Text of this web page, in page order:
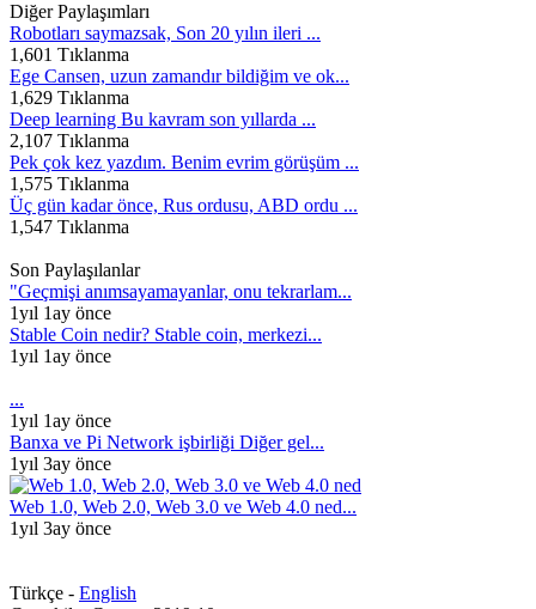
Diğer Paylaşımları
Robotları saymazsak, Son 20 yılın ileri ...
1,601 Tıklanma
Ege Cansen, uzun zamandır bildiğim ve ok...
1,629 Tıklanma
Deep learning Bu kavram son yıllarda ...
2,107 Tıklanma
Pek çok kez yazdım. Benim evrim görüşüm ...
1,575 Tıklanma
Üç gün kadar önce, Rus ordusu, ABD ordu ...
1,547 Tıklanma
Son Paylaşılanlar
"Geçmişi anımsayamayanlar, onu tekrarlam...
1yıl 1ay önce
Stable Coin nedir? Stable coin, merkezi...
1yıl 1ay önce
...
1yıl 1ay önce
Banxa ve Pi Network işbirliği Diğer gel...
1yıl 3ay önce
Web 1.0, Web 2.0, Web 3.0 ve Web 4.0 ned...
1yıl 3ay önce
Türkçe - English